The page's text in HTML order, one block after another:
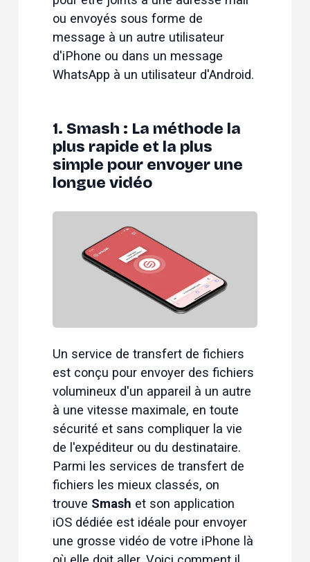
ou envoyés sous forme de
message à un autre utilisateur
d'iPhone ou dans un message
WhatsApp à un utilisateur d'Android.
1. Smash : La méthode la
plus rapide et la plus
simple pour envoyer une
longue vidéo
Un service de transfert de fichiers
est conçu pour envoyer des fichiers
volumineux d'un appareil à un autre
à une vitesse maximale, en toute
sécurité et sans compliquer la vie
de l'expéditeur ou du destinataire.
Parmi les services de transfert de
fichiers les mieux classés, on
trouve Smash et son application
iOS dédiée est idéale pour envoyer
une grosse vidéo de votre iPhone là